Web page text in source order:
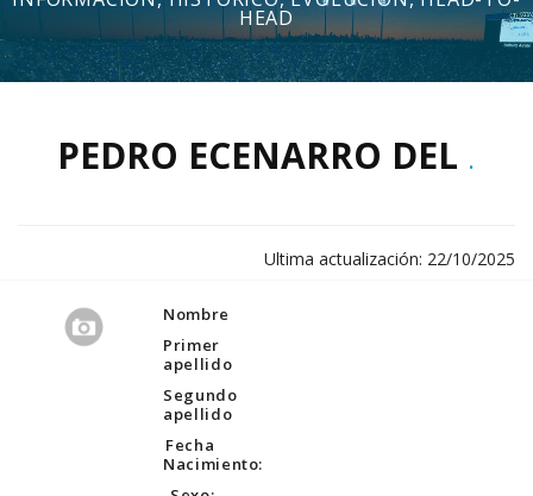
HEAD
PEDRO ECENARRO DEL .
Ultima actualización: 22/10/2025
Nombre
Primer
apellido
Segundo
apellido
Fecha
Nacimiento: